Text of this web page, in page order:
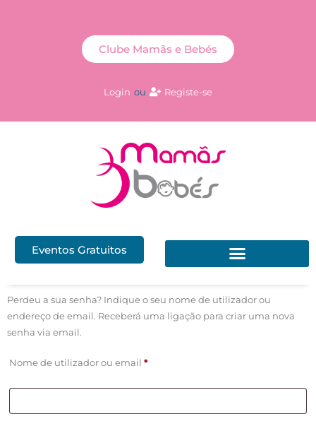
Login ou Registe-se
Clube Mamãs e Bebés
Eventos Gratuitos
Perdeu a sua senha? Indique o seu nome de utilizador ou
endereço de email. Receberá uma ligação para criar uma nova
senha via email.
Nome de utilizador ou email *